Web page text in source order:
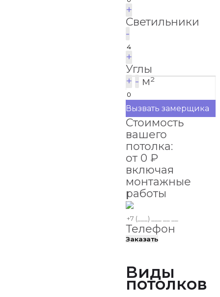
+
Светильники
-
+
Углы
+ - м²
Вызвать замерщика
Стоимость
вашего
потолка:
от 0 ₽
включая
монтажные
работы
Телефон
Заказать
Виды
потолков